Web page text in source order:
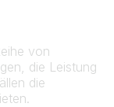
von
die Leistung
die